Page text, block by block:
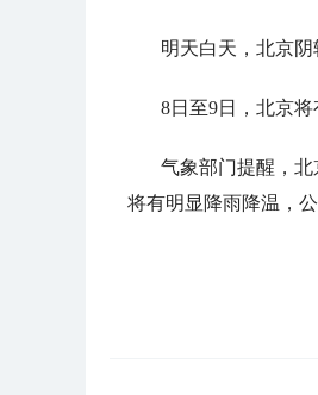
明天白天，北京
8日至9日，北京
气象部门提醒，
将有明显降雨降温，